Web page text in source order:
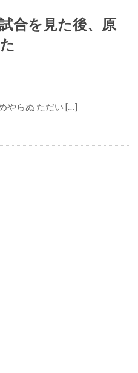
合を見た後、原
やらぬ ただい […]